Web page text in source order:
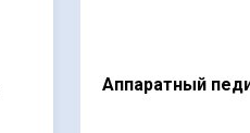
Аппаратный